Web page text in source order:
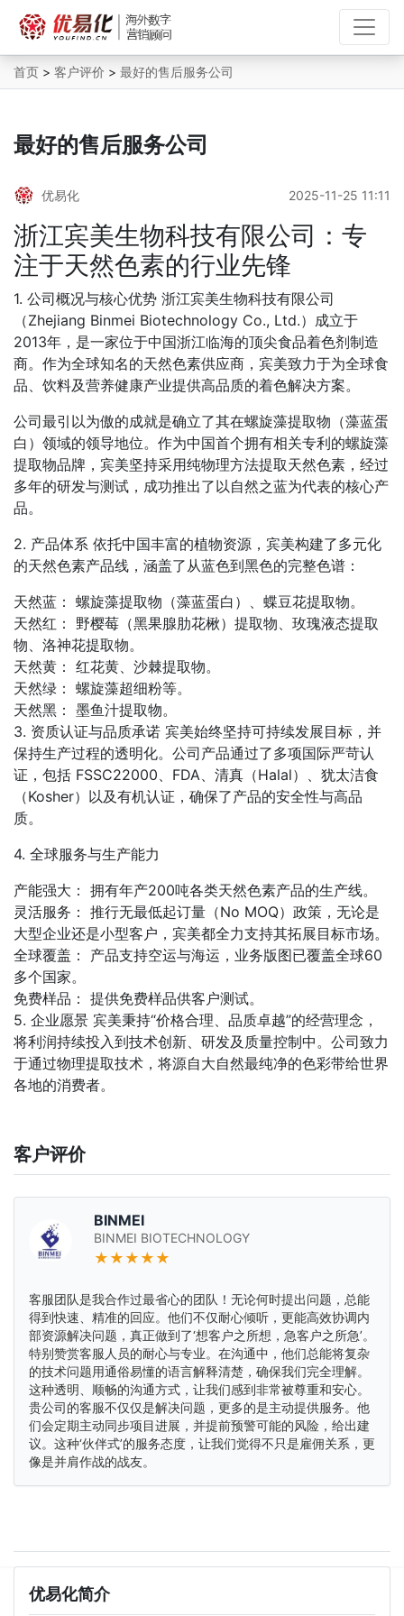
首页 > 客户评价 > 最好的售后服务公司
最好的售后服务公司
优易化 2025-11-25 11:11
浙江宾美生物科技有限公司：专
注于天然色素的行业先锋
1. 公司概况与核心优势 浙江宾美生物科技有限公司
（Zhejiang Binmei Biotechnology Co., Ltd.）成立于
2013年，是一家位于中国浙江临海的顶尖食品着色剂制造
商。作为全球知名的天然色素供应商，宾美致力于为全球食
品、饮料及营养健康产业提供高品质的着色解决方案。
公司最引以为傲的成就是确立了其在螺旋藻提取物（藻蓝蛋
白）领域的领导地位。作为中国首个拥有相关专利的螺旋藻
提取物品牌，宾美坚持采用纯物理方法提取天然色素，经过
多年的研发与测试，成功推出了以自然之蓝为代表的核心产
品。
2. 产品体系 依托中国丰富的植物资源，宾美构建了多元化
的天然色素产品线，涵盖了从蓝色到黑色的完整色谱：
天然蓝： 螺旋藻提取物（藻蓝蛋白）、蝶豆花提取物。
天然红： 野樱莓（黑果腺肋花楸）提取物、玫瑰液态提取
物、洛神花提取物。
天然黄： 红花黄、沙棘提取物。
天然绿： 螺旋藻超细粉等。
天然黑： 墨鱼汁提取物。
3. 资质认证与品质承诺 宾美始终坚持可持续发展目标，并
保持生产过程的透明化。公司产品通过了多项国际严苛认
证，包括 FSSC22000、FDA、清真（Halal）、犹太洁食
（Kosher）以及有机认证，确保了产品的安全性与高品
质。
4. 全球服务与生产能力
产能强大： 拥有年产200吨各类天然色素产品的生产线。
灵活服务： 推行无最低起订量（No MOQ）政策，无论是
大型企业还是小型客户，宾美都全力支持其拓展目标市场。
全球覆盖： 产品支持空运与海运，业务版图已覆盖全球60
多个国家。
免费样品： 提供免费样品供客户测试。
5. 企业愿景 宾美秉持“价格合理、品质卓越”的经营理念，
将利润持续投入到技术创新、研发及质量控制中。公司致力
于通过物理提取技术，将源自大自然最纯净的色彩带给世界
各地的消费者。
客户评价
BINMEI
BINMEI BIOTECHNOLOGY
★★★★★
客服团队是我合作过最省心的团队！无论何时提出问题，总能
得到快速、精准的回应。他们不仅耐心倾听，更能高效协调内
部资源解决问题，真正做到了‘想客户之所想，急客户之所急’。
特别赞赏客服人员的耐心与专业。在沟通中，他们总能将复杂
的技术问题用通俗易懂的语言解释清楚，确保我们完全理解。
这种透明、顺畅的沟通方式，让我们感到非常被尊重和安心。
贵公司的客服不仅仅是解决问题，更多的是主动提供服务。他
们会定期主动同步项目进展，并提前预警可能的风险，给出建
议。这种‘伙伴式’的服务态度，让我们觉得不只是雇佣关系，更
像是并肩作战的战友。
优易化简介